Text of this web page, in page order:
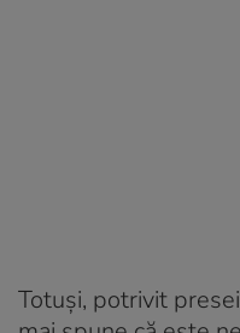
Totuși, potrivit